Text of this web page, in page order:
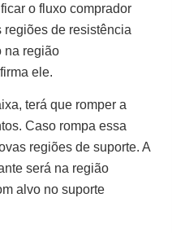
o fluxo comprador
regiões de resistência
na região
ele.
terá que romper a
Caso rompa essa
regiões de suporte. A
será na região
alvo no suporte